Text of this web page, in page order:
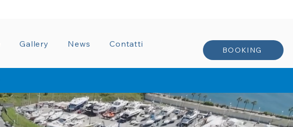
Gallery News Contatti
BOOKING